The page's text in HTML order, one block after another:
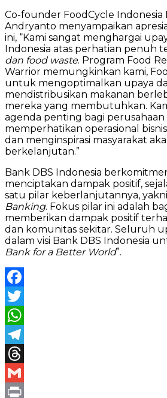
Co-founder FoodCycle Indonesia
Andryanto menyampaikan
ini, “Kami sangat menghargai
Indonesia atas perhatian penuh
dan food waste. Program Food
Warrior memungkinkan kami,
untuk mengoptimalkan upaya
mendistribusikan makanan
mereka yang membutuhkan.
agenda penting bagi
memperhatikan operasional
dan menginspirasi masyarakat
berkelanjutan.”
Bank DBS Indonesia
menciptakan dampak positif,
satu pilar keberlanjutannya, yakni
Banking. Fokus pilar ini adalah
memberikan dampak positif
dan komunitas sekitar. Seluruh
dalam visi Bank DBS Indonesia
Bank for a Better World”.
Facebook
Twitter
WhatsApp
Telegram
Threads
Gmail